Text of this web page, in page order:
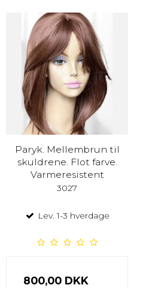
Paryk. Mellembrun til
skuldrene. Flot farve.
Varmeresistent
3027
Lev. 1-3 hverdage
800,00 DKK